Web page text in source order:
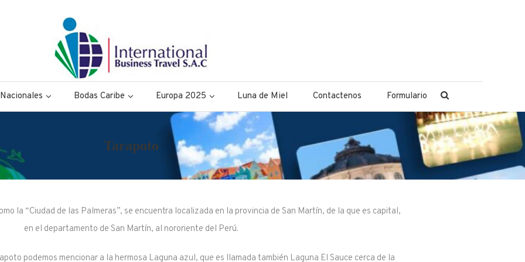
Travel
Nacionales Bodas Caribe Europa 2025 Luna de Miel Contactenos Formulario
Tarapoto
la “Ciudad de las Palmeras”, se encuentra localizada en la provincia de San Martín, de la que es capital,
en el departamento de San Martín, al nororiente del Perú.
podemos mencionar a la hermosa Laguna azul, que es llamada también Laguna El Sauce cerca de la